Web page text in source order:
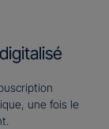
une fois le